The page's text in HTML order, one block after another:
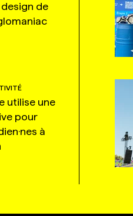
de
utilise une
pour
à